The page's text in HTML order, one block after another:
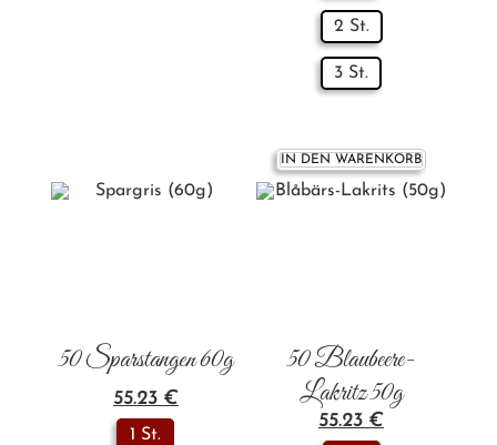
2 St.
3 St.
IN DEN WARENKORB
50 Sparstangen 60g
55.23 €
1 St.
50 Blaubeere-
Lakritz 50g
55.23 €